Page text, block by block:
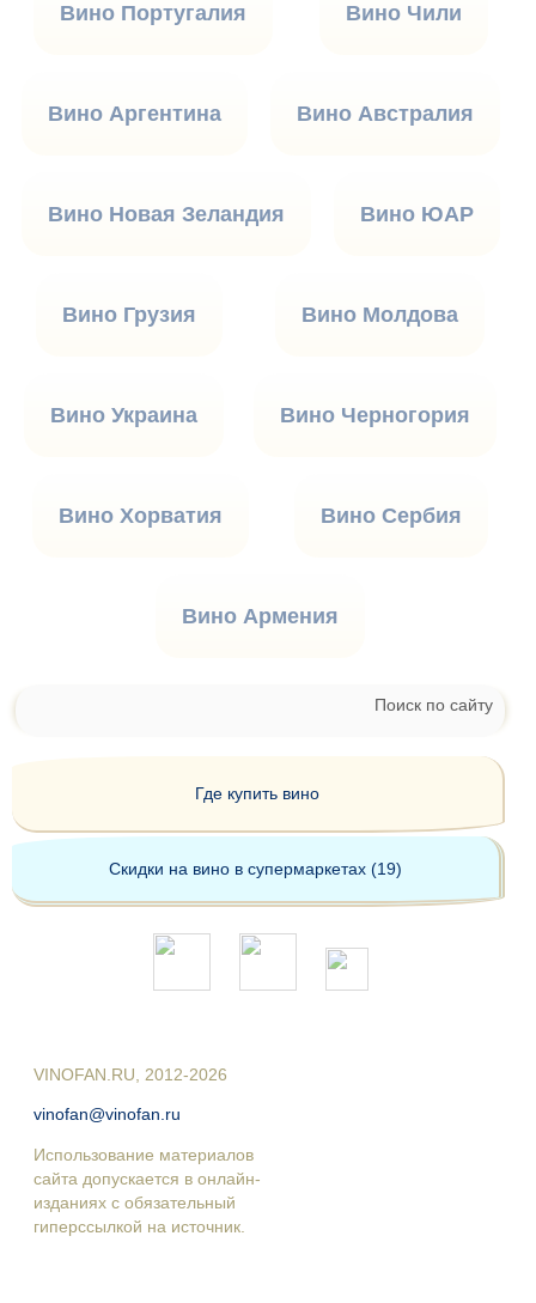
Вино Португалия Вино Чили
Вино Аргентина Вино Австралия
Вино Новая Зеландия Вино ЮАР
Вино Грузия Вино Молдова
Вино Украина Вино Черногория
Вино Хорватия Вино Сербия
Вино Армения
Поиск по сайту
Где купить вино
Скидки на вино в супермаркетах (19)
VINOFAN.RU, 2012-2026
vinofan@vinofan.ru
Использование материалов
сайта допускается в онлайн-
изданиях с обязательный
гиперссылкой на источник.